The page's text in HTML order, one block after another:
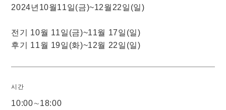
2024년10월11일(금)~12월22일(일)
전기 10월 11일(금)~11월 17일(일)
후기 11월 19일(화)~12월 22일(일)
시간
10:00∼18:00